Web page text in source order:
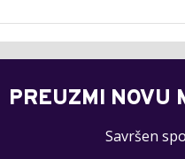
PREUZMI NOVU
Savršen